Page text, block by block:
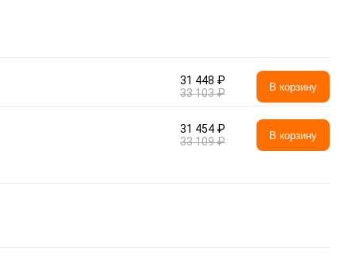
31 448 ₽
33 103 ₽
В корзину
31 454 ₽
33 109 ₽
В корзину